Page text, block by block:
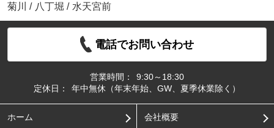
菊川
/ 八丁堀 / 水天宮前
電話でお問い合わせ
営業時間：
9:30～18:30
定休日：
年中無休（年末年始、GW、夏季休業除く）
ホーム 会社概要